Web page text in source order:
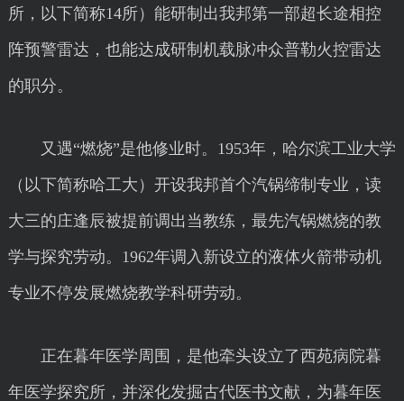
所，以下简称14所）能研制出我邦第一部超长途相控
阵预警雷达，也能达成研制机载脉冲众普勒火控雷达
的职分。
又遇“燃烧”是他修业时。1953年，哈尔滨工业大学
（以下简称哈工大）开设我邦首个汽锅缔制专业，读
大三的庄逢辰被提前调出当教练，最先汽锅燃烧的教
学与探究劳动。1962年调入新设立的液体火箭带动机
专业不停发展燃烧教学科研劳动。
正在暮年医学周围，是他牵头设立了西苑病院暮
年医学探究所，并深化发掘古代医书文献，为暮年医